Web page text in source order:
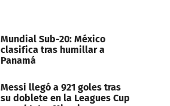
Mundial Sub-20: México
clasifica tras humillar a
Panamá
Messi llegó a 921 goles tras
su doblete en la Leagues Cup